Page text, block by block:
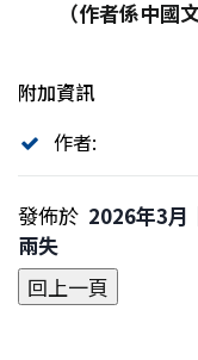
（作者係中國
附加資訊
作者:
發佈於 2026年3月
兩失